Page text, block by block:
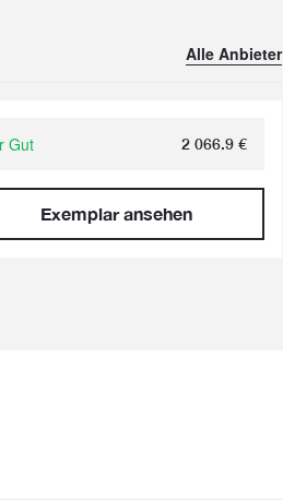
Alle Anbieter
Gut 2 066.9 €
Exemplar ansehen